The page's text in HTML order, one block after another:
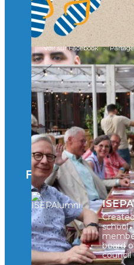
...Voir plus
il y a 2 mois
Voir sur Facebook ·
🚀Afterwork à Genève
🥳 Le 22 avril
en Suisse ont
retrouvailles et
Merci à tous pour
CHEA pour
il y a 3 mois
Voir sur Facebook ·
🚀La dynamique des
Facebook
school,
board
council